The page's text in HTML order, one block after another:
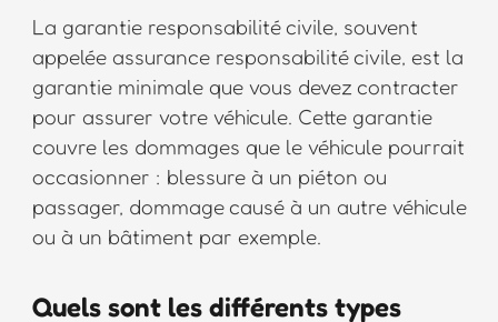
La garantie responsabilité civile, souvent
appelée assurance responsabilité civile, est la
garantie minimale que vous devez contracter
pour assurer votre véhicule. Cette garantie
couvre les dommages que le véhicule pourrait
occasionner : blessure à un piéton ou
passager, dommage causé à un autre véhicule
ou à un bâtiment par exemple.
Quels sont les différents types